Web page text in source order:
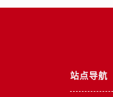
站点导航